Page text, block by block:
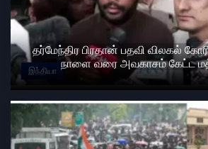
இந்தியா
தர்மேந்திர பிரதான் பதவி விலகல்
நாளை வரை அவகாசம் கேட்ட